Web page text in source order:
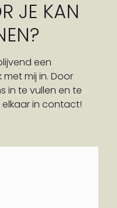
JE KAN
een
mij in. Door
in te vullen en te
in contact!